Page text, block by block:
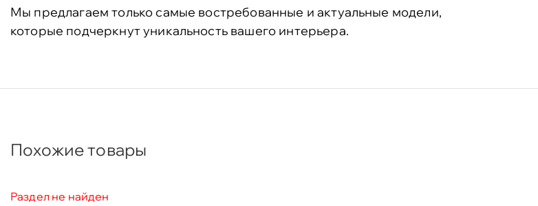
Мы предлагаем только самые востребованные и актуальные модели,
которые подчеркнут уникальность вашего интерьера.
Похожие товары
Раздел не найден